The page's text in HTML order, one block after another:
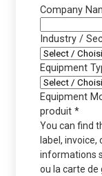
Company
Industry /
Equipment
Equipment
produit *
You can find
label,
informations
ou la carte de